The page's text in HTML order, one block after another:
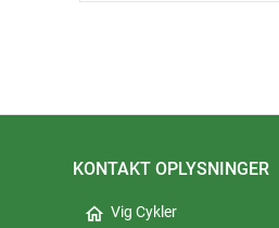
KONTAKT OPLYSNINGER
home Vig Cykler